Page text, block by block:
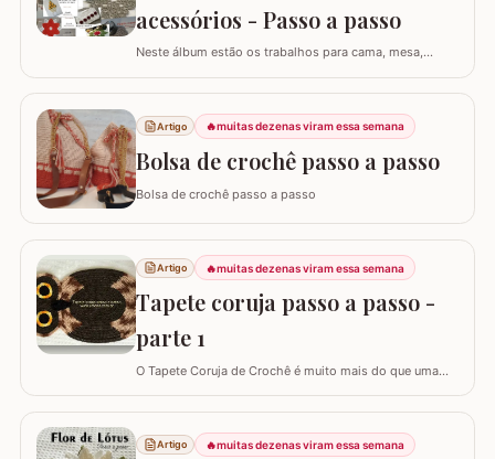
acessórios - Passo a passo
Neste álbum estão os trabalhos para cama, mesa,
clicar nas imagens! Trilhos/caminhos e centro de mesa
Sousplat Puxa-saco e porta-pano de prato Squares para
colcha de cama Outros Álbuns que temos no blog
Artigo 🔥muitas dezenas viram essa semana
Bolsa de crochê passo a passo
Bolsa de crochê passo a passo
Artigo 🔥muitas dezenas viram essa semana
Tapete coruja passo a passo -
parte 1
O Tapete Coruja de Crochê é muito mais do que uma
sabedoria com a delicadeza do feito à mão. Embora a
coruja real consiga girar o pescoço em 270°, a nossa
versão em crochê é ainda mais versátil: podemos criá-
Artigo 🔥muitas dezenas viram essa semana